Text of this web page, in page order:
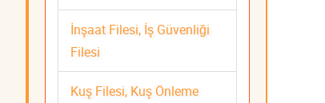
İnşaat Filesi, İş Güvenliği
Filesi
Kuş Filesi, Kuş Önleme